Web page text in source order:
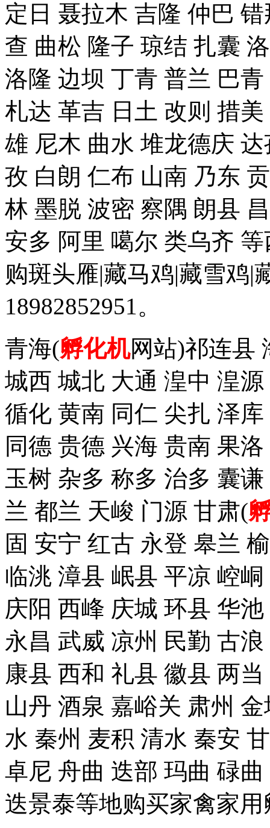
定日 聂拉木 吉隆 仲巴
查 曲松 隆子 琼结 扎囊
洛隆 边坝 丁青 普兰 巴
札达 革吉 日土 改则 措
雄 尼木 曲水 堆龙德庆
孜 白朗 仁布 山南 乃东
林 墨脱 波密 察隅 朗县
安多 阿里 噶尔 类乌齐
购斑头雁|藏马鸡|藏雪鸡|
18982852951。
青海(孵化机网站)祁连县
城西 城北 大通 湟中 湟
循化 黄南 同仁 尖扎 泽
同德 贵德 兴海 贵南 果
玉树 杂多 称多 治多 囊
兰 都兰 天峻 门源 甘肃(
固 安宁 红古 永登 皋兰
临洮 漳县 岷县 平凉 崆
庆阳 西峰 庆城 环县 华
永昌 武威 凉州 民勤 古
康县 西和 礼县 徽县 两
山丹 酒泉 嘉峪关 肃州
水 秦州 麦积 清水 秦安
卓尼 舟曲 迭部 玛曲 碌
迭景泰等地购买家禽家